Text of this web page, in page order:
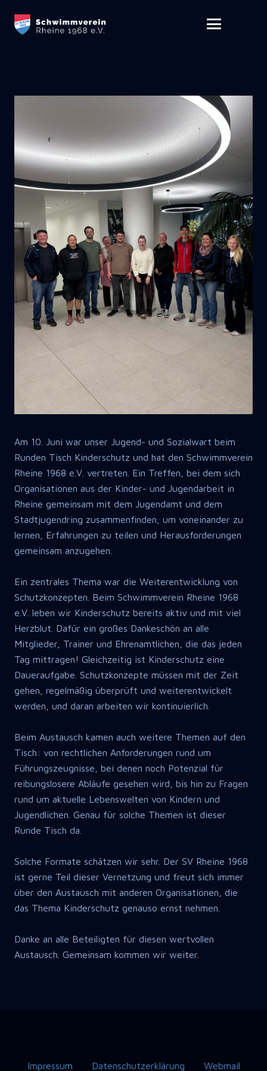
Am 10. Juni war unser Jugend- und Sozialwart beim
Runden Tisch Kinderschutz und hat den Schwimmverein
Rheine 1968 e.V. vertreten. Ein Treffen, bei dem sich
Organisationen aus der Kinder- und Jugendarbeit in
Rheine gemeinsam mit dem Jugendamt und dem
Stadtjugendring zusammenfinden, um voneinander zu
lernen, Erfahrungen zu teilen und Herausforderungen
gemeinsam anzugehen.
Ein zentrales Thema war die Weiterentwicklung von
Schutzkonzepten. Beim Schwimmverein Rheine 1968
e.V. leben wir Kinderschutz bereits aktiv und mit viel
Herzblut. Dafür ein großes Dankeschön an alle
Mitglieder, Trainer und Ehrenamtlichen, die das jeden
Tag mittragen! Gleichzeitig ist Kinderschutz eine
Daueraufgabe. Schutzkonzepte müssen mit der Zeit
gehen, regelmäßig überprüft und weiterentwickelt
werden, und daran arbeiten wir kontinuierlich.
Beim Austausch kamen auch weitere Themen auf den
Tisch: von rechtlichen Anforderungen rund um
Führungszeugnisse, bei denen noch Potenzial für
reibungslosere Abläufe gesehen wird, bis hin zu Fragen
rund um aktuelle Lebenswelten von Kindern und
Jugendlichen. Genau für solche Themen ist dieser
Runde Tisch da.
Solche Formate schätzen wir sehr. Der SV Rheine 1968
ist gerne Teil dieser Vernetzung und freut sich immer
über den Austausch mit anderen Organisationen, die
das Thema Kinderschutz genauso ernst nehmen.
Danke an alle Beteiligten für diesen wertvollen
Austausch. Gemeinsam kommen wir weiter.
Impressum Datenschutzerklärung Webmail